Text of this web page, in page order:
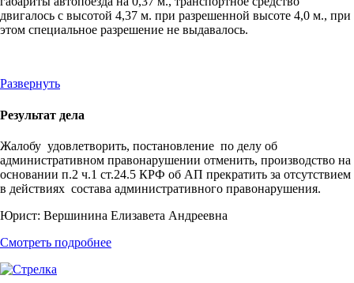
двигалось с высотой 4,37 м. при разрешенной высоте 4,0 м., при
этом специальное разрешение не выдавалось.
Развернуть
Результат дела
Жалобу удовлетворить, постановление по делу об
административном правонарушении отменить, производство на
основании п.2 ч.1 ст.24.5 КРФ об АП прекратить за отсутствием
в действиях состава административного правонарушения.
Юрист: Вершинина Елизавета Андреевна
Смотреть подробнее